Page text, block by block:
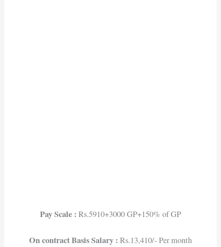
Pay Scale : Rs.5910+3000 GP+150% of GP
On contract Basis Salary : Rs.13,410/- Per month